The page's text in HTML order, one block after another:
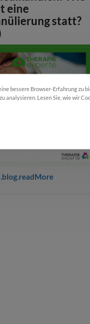
eine
statt?
bessere Browser-Erfahrung zu
analysieren. Lesen Sie, wie wir